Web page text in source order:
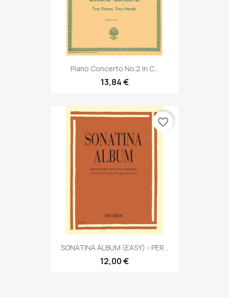
Piano Concerto No.2 In C...
13,84 €
SONATINA ALBUM (EASY) - PER...
12,00 €
favorite_border